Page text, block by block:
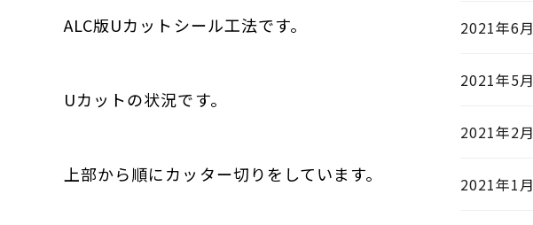
ALC版Uカットシール工法です。
Uカットの状況です。
上部から順にカッター切りをしています。
2021年6月
2021年5月
2021年2月
2021年1月